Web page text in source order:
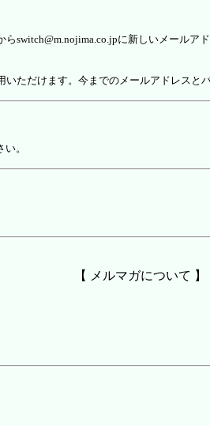
に新しいメールア
ただけます。今までのメールアドレスと
。
【 メルマガについて 】